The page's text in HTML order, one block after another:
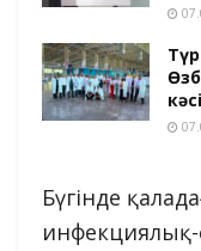
Бүгінде